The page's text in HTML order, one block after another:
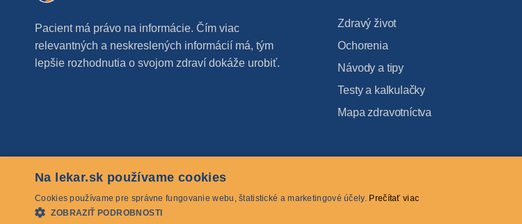
Pacient má právo na informácie. Čím viac
relevantných a neskreslených informácií má, tým
lepšie rozhodnutia o svojom zdraví dokáže urobiť.
Zdravý život
Ochorenia
Návody a tipy
Testy a kalkulačky
Mapa zdravotníctva
© 2026 lekar.sk Všetky práva vyhradené
Na lekar.sk používame cookies
Cookies používame pre správne fungovanie webu, štatistické a marketingové účely. Prečítať viac
ZOBRAZIŤ PODROBNOSTI